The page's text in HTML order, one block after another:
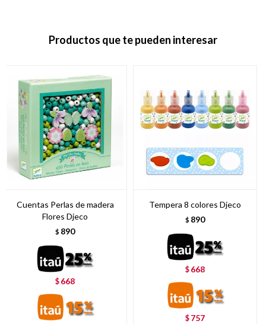
Productos que te pueden interesar
Cuentas Perlas de madera
Flores Djeco
$ 890
$ 668
Tempera 8 colores Djeco
$ 890
$ 668
$ 757